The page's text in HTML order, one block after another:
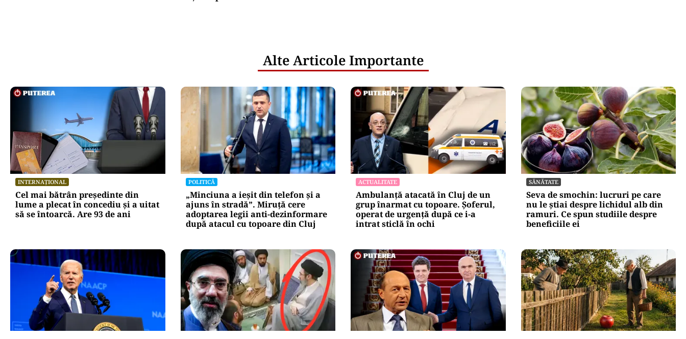
Alte Articole Importante
INTERNAȚIONAL
Cel mai bătrân președinte din
lume a plecat în concediu și a uitat
să se întoarcă. Are 93 de ani
POLITICĂ
„Minciuna a ieșit din telefon și a
ajuns în stradă”. Miruță cere
adoptarea legii anti-dezinformare
după atacul cu topoare din Cluj
ACTUALITATE
Ambulanță atacată în Cluj de un
grup înarmat cu topoare. Șoferul,
operat de urgență după ce i-a
intrat sticlă în ochi
SĂNĂTATE
Seva de smochin: lucruri pe care
nu le știai despre lichidul alb din
ramuri. Ce spun studiile despre
beneficiile ei